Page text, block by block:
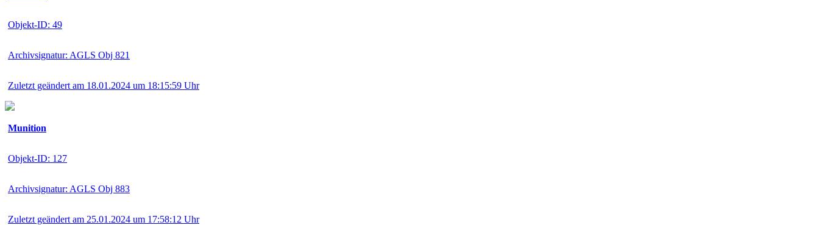
Objekt-ID: 49
Archivsignatur: AGLS Obj 821
Zuletzt geändert am 18.01.2024 um 18:15:59 Uhr
Munition
Objekt-ID: 127
Archivsignatur: AGLS Obj 883
Zuletzt geändert am 25.01.2024 um 17:58:12 Uhr